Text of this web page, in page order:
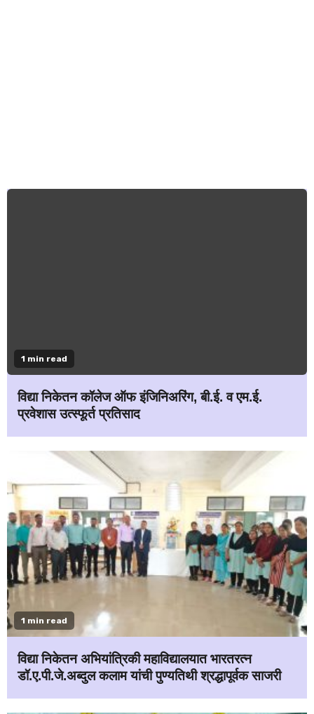
1 min read
विद्या निकेतन कॉलेज ऑफ इंजिनिअरिंग, बी.ई. व एम.ई.
प्रवेशास उत्स्फूर्त प्रतिसाद
1 min read
विद्या निकेतन अभियांत्रिकी महाविद्यालयात भारतरत्न
डॉ.ए.पी.जे.अब्दुल कलाम यांची पुण्यतिथी श्रद्धापूर्वक साजरी